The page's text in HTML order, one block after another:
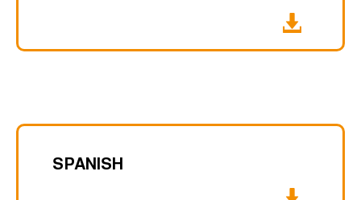
SPANISH